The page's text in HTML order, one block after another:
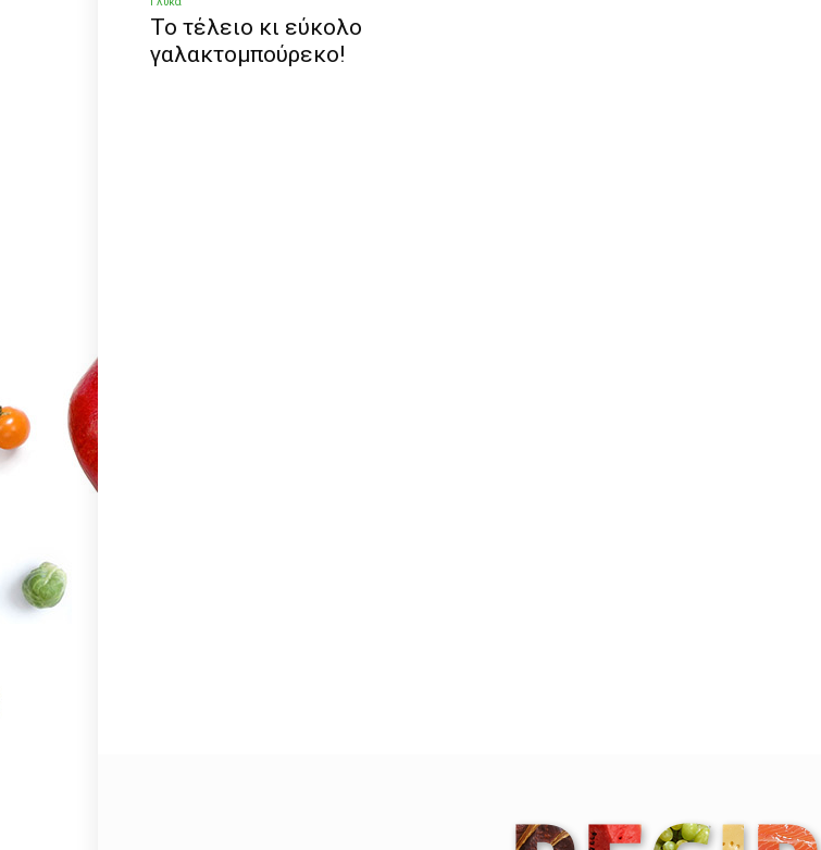
Το τέλειο κι εύκολο
γαλακτομπούρεκο!